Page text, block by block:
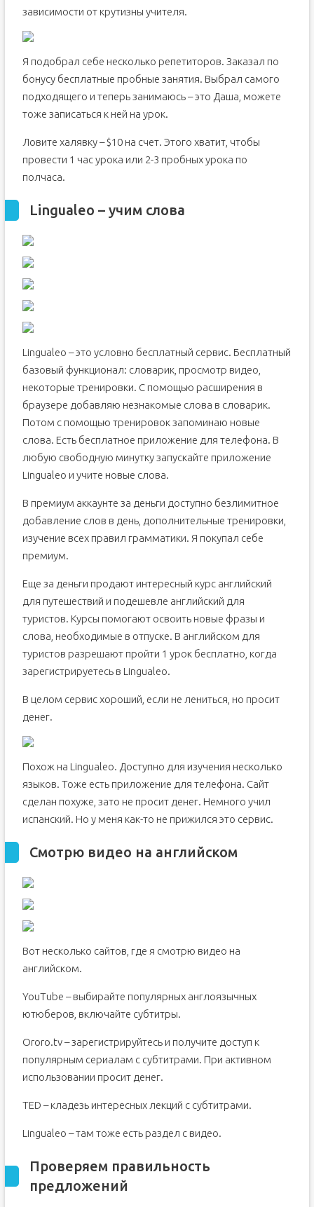
зависимости от крутизны учителя.
Я подобрал себе несколько репетиторов. Заказал по
бонусу бесплатные пробные занятия. Выбрал самого
подходящего и теперь занимаюсь – это Даша, можете
тоже записаться к ней на урок.
Ловите халявку – $10 на счет. Этого хватит, чтобы
провести 1 час урока или 2-3 пробных урока по
полчаса.
Lingualeo – учим слова
Lingualeo – это условно бесплатный сервис. Бесплатный
базовый функционал: словарик, просмотр видео,
некоторые тренировки. С помощью расширения в
браузере добавляю незнакомые слова в словарик.
Потом с помощью тренировок запоминаю новые
слова. Есть бесплатное приложение для телефона. В
любую свободную минутку запускайте приложение
Lingualeo и учите новые слова.
В премиум аккаунте за деньги доступно безлимитное
добавление слов в день, дополнительные тренировки,
изучение всех правил грамматики. Я покупал себе
премиум.
Еще за деньги продают интересный курс английский
для путешествий и подешевле английский для
туристов. Курсы помогают освоить новые фразы и
слова, необходимые в отпуске. В английском для
туристов разрешают пройти 1 урок бесплатно, когда
зарегистрируетесь в Lingualeo.
В целом сервис хороший, если не лениться, но просит
денег.
Похож на Lingualeo. Доступно для изучения несколько
языков. Тоже есть приложение для телефона. Сайт
сделан похуже, зато не просит денег. Немного учил
испанский. Но у меня как-то не прижился это сервис.
Смотрю видео на английском
Вот несколько сайтов, где я смотрю видео на
английском.
YouTube – выбирайте популярных англоязычных
ютюберов, включайте субтитры.
Ororo.tv – зарегистрируйтесь и получите доступ к
популярным сериалам с субтитрами. При активном
использовании просит денег.
TED – кладезь интересных лекций с субтитрами.
Lingualeo – там тоже есть раздел с видео.
Проверяем правильность
предложений